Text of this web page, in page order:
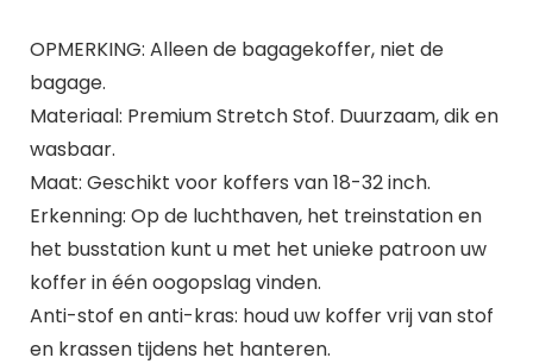
OPMERKING: Alleen de bagagekoffer, niet de
bagage.
Materiaal: Premium Stretch Stof. Duurzaam, dik en
wasbaar.
Maat: Geschikt voor koffers van 18-32 inch.
Erkenning: Op de luchthaven, het treinstation en
het busstation kunt u met het unieke patroon uw
koffer in één oogopslag vinden.
Anti-stof en anti-kras: houd uw koffer vrij van stof
en krassen tijdens het hanteren.